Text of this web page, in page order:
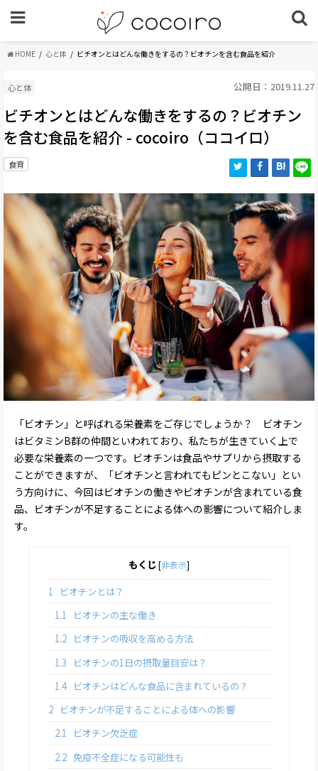
HOME 心と体 ビチオンとはどんな働きをするの？ビオチンを含む食品を紹介
心と体 公開日：2019.11.27
ビチオンとはどんな働きをするの？ビオチン
を含む食品を紹介 - cocoiro（ココイロ）
食育
「ビオチン」と呼ばれる栄養素をご存じでしょうか？ ビオチン
はビタミンB群の仲間といわれており、私たちが生きていく上で
必要な栄養素の一つです。ビオチンは食品やサプリから摂取する
ことができますが、「ビオチンと言われてもピンとこない」とい
う方向けに、今回はビオチンの働きやビオチンが含まれている食
品、ビオチンが不足することによる体への影響について紹介しま
す。
もくじ[非表示]
1
ビオチンとは？
1.1
ビオチンの主な働き
1.2 ビオチンの吸収を高める方法
1.3
ビオチンの1日の摂取量目安は？
1.4 ビオチンはどんな食品に含まれているの？
2
ビオチンが不足することによる体への影響
2.1
ビオチン欠乏症
2.2 免疫不全症になる可能性も